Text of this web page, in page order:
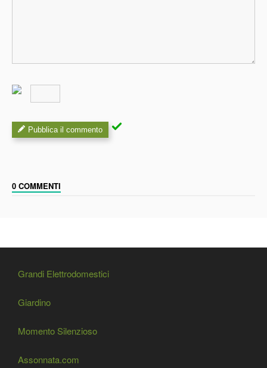
Pubblica il commento
0 COMMENTI
Grandi Elettrodomestici
Giardino
Momento Silenzioso
Assonnata.com